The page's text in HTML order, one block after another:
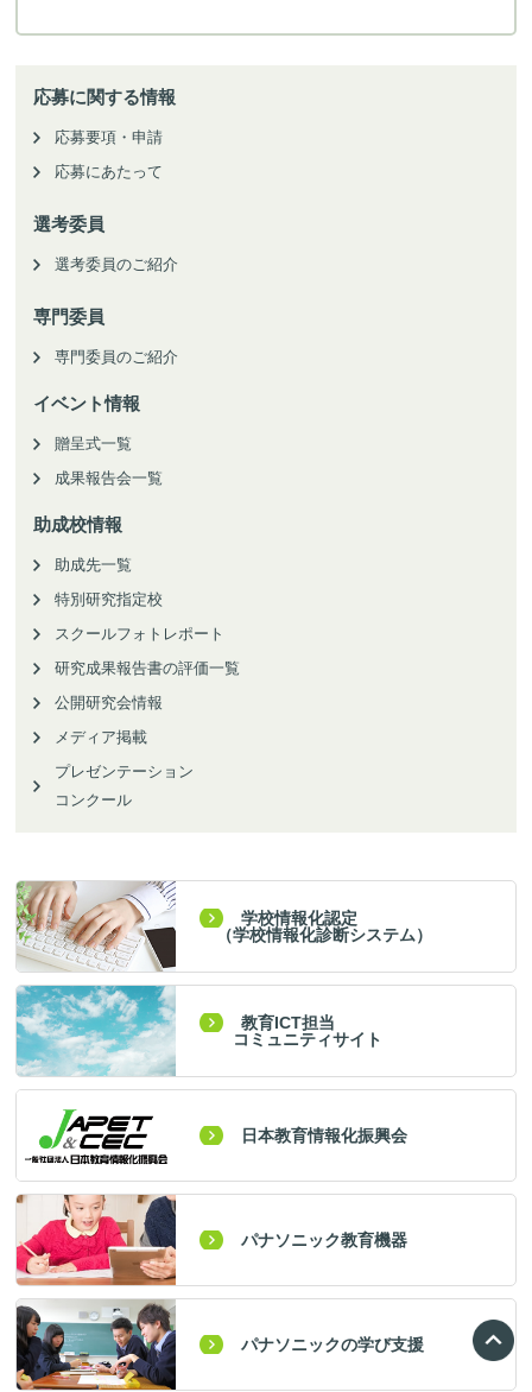
応募に関する情報
応募要項・申請
応募にあたって
選考委員
選考委員のご紹介
専門委員
専門委員のご紹介
イベント情報
贈呈式一覧
成果報告会一覧
助成校情報
助成先一覧
特別研究指定校
スクールフォトレポート
研究成果報告書の評価一覧
公開研究会情報
メディア掲載
プレゼンテーション
コンクール
学校情報化認定
（学校情報化診断システム）
教育ICT担当
コミュニティサイト
日本教育情報化振興会
パナソニック教育機器
パナソニックの学び支援